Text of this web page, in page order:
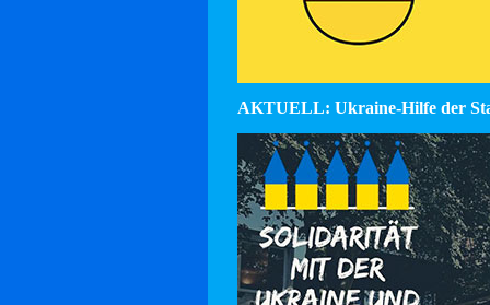
AKTUELL: Ukraine-Hilfe der